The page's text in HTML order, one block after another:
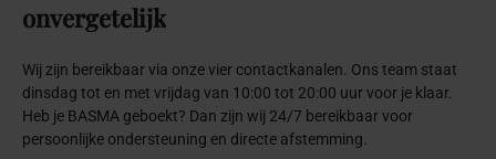
onvergetelijk
Wij zijn bereikbaar via onze vier contactkanalen. Ons team staat
dinsdag tot en met vrijdag van 10:00 tot 20:00 uur voor je klaar.
Heb je BASMA geboekt? Dan zijn wij 24/7 bereikbaar voor
persoonlijke ondersteuning en directe afstemming.